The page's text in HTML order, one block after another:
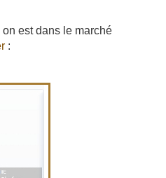
est dans le marché
: